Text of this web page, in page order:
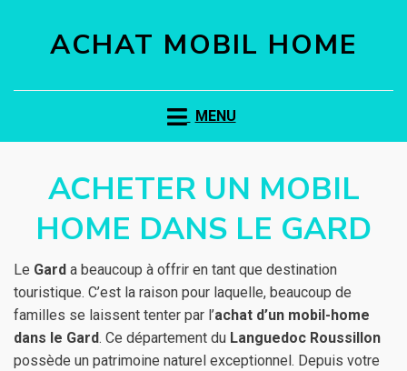
ACHAT MOBIL HOME
MENU
ACHETER UN MOBIL
HOME DANS LE GARD
Le Gard a beaucoup à offrir en tant que destination
touristique. C’est la raison pour laquelle, beaucoup de
familles se laissent tenter par l’achat d’un mobil-home
dans le Gard. Ce département du Languedoc Roussillon
possède un patrimoine naturel exceptionnel. Depuis votre